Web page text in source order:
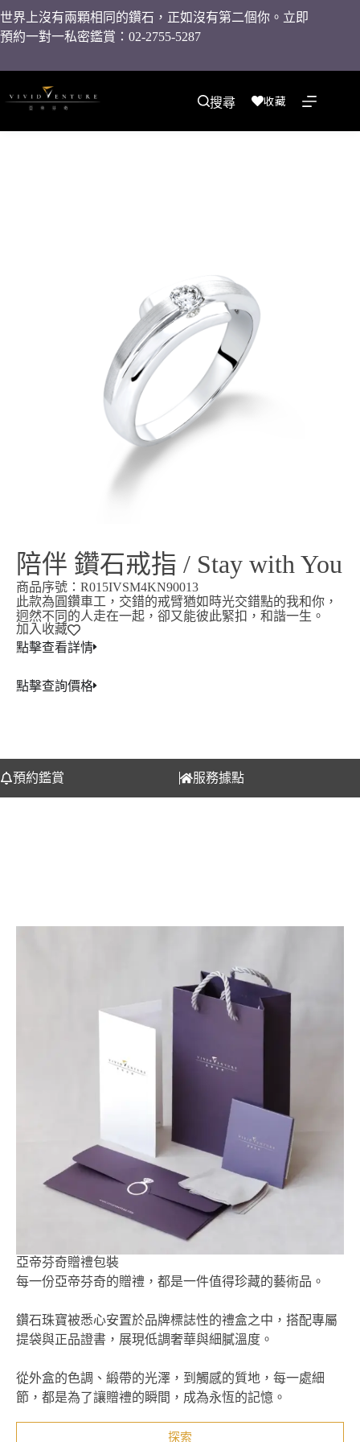
世界上沒有兩顆相同的鑽石，正如沒有第二個你。立即
預約一對一私密鑑賞：02-2755-5287
搜尋 收藏
陪伴 鑽石戒指 / Stay with You
商品序號：R015IVSM4KN90013
此款為圓鑽車工，交錯的戒臂猶如時光交錯點的我和你，
迥然不同的人走在一起，卻又能彼此緊扣，和諧一生。
加入收藏
點擊查看詳情
點擊查詢價格
預約鑑賞 服務據點
亞帝芬奇贈禮包裝
每一份亞帝芬奇的贈禮，都是一件值得珍藏的藝術品。
鑽石珠寶被悉心安置於品牌標誌性的禮盒之中，搭配專屬
提袋與正品證書，展現低調奢華與細膩溫度。
從外盒的色調、緞帶的光澤，到觸感的質地，每一處細
節，都是為了讓贈禮的瞬間，成為永恆的記憶。
探索